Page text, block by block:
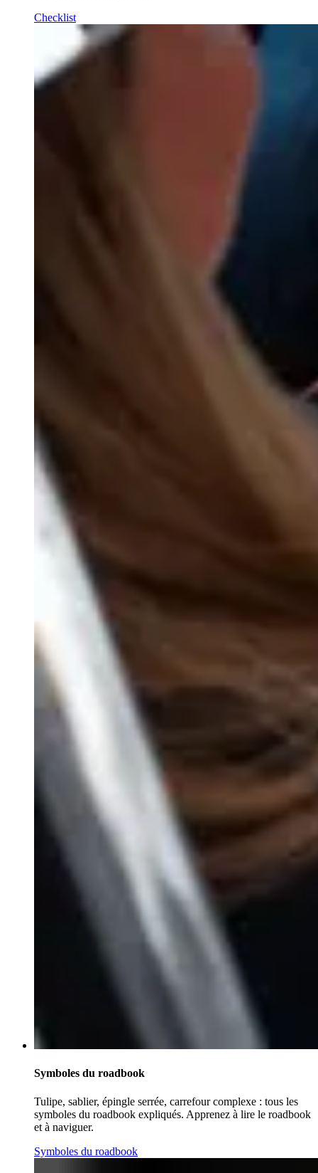
Checklist
Symboles du roadbook
Tulipe, sablier, épingle serrée, carrefour complexe : tous les
symboles du roadbook expliqués. Apprenez à lire le roadbook
et à naviguer.
Symboles du roadbook